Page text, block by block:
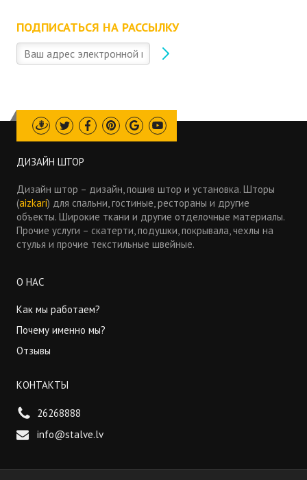
ПОДПИСАТЬСЯ НА РАССЫЛКУ
Draugiem
TwitterFacebookPinterest
GoogleYoutube
ДИЗАЙН ШТОР
Дизайн штор – дизайн, пошив штор и установка. Шторы
(aizkari) для спальни, гостиные, рестораны и другие
объекты. Широкие ткани и другие отделочные материалы.
Прочие услуги – скатерти, подушки, покрывала, чехлы на
стулья и прочие текстильные швейные.
О НАС
Как мы работаем?
Почему именно мы?
Отзывы
КОНТАКТЫ
26268888
info@stalve.lv